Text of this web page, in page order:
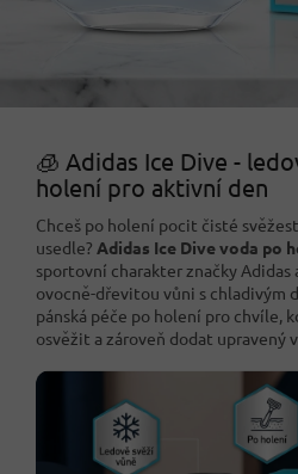
🧊 Adidas Ice Dive -
holení pro aktivní den
Chceš po holení pocit čisté
usedle? Adidas Ice Dive voda po
sportovní charakter značky Adidas
ovocně-dřevitou vůni s chladivým
pánská péče po holení pro chvíle,
osvěžit a zároveň dodat upravený